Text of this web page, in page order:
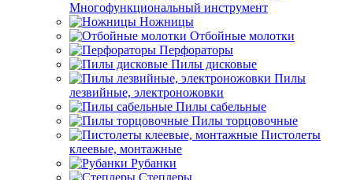
Многофункциональный инструмент
Ножницы
Отбойные молотки
Перфораторы
Пилы дисковые
Пилы
лезвийные, электроножовки
Пилы сабельные
Пилы торцовочные
Пистолеты
клеевые, монтажные
Рубанки
Степлеры